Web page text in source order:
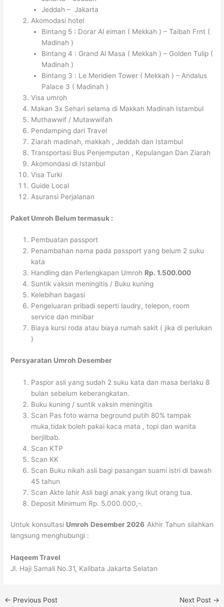
Jeddah – Jakarta
Akomodasi hotel
Bintang 5 : Dorar Al eiman ( Mekkah ) – Taibah Frnt (
Madinah )
Bintang 4 : Grand Al Masa ( Mekkah ) – Golden Tulip (
Madinah )
Bintang 3 : Le Meridien Tower ( Mekkah ) – Andalus
Palace 3 ( Madinah )
Visa umroh
Makan 3x Sehari selama di Makkah Madinah Istambul
Muthawwif / Mutawwifah
Pendamping dari Travel
Ziarah madinah, makkah , Jeddah dan Istambul
Transportasi Bus Penjemputan , Kepulangan Dan Ziarah
Akomondasi di Istanbul
Visa Turki
Guide Local
Asuransi Perjalanan
Paket Umroh Belum termasuk :
Pembuatan passport
Penambahan nama pada passport yang belum 2 suku
kata
Handling dan Perlengkapan Umroh Rp. 1.500.000
Suntik vaksin meningitis / Buku kuning
Kelebihan bagasi
Pengeluaran pribadi seperti laudry, telepon, room
service dan minibar
Biaya kursi roda atau biaya rumah sakit ( jika di perlukan
)
Persyaratan Umroh Desember
Paspor asli yang sudah 2 suku kata dan masa berlaku 8
bulan sebelum keberangkatan.
Buku kuning / suntik vaksin meningitis
Scan Pas foto warna beground putih 80% tampak
muka,tidak boleh pakai kaca mata , topi dan wanita
berjilbab.
Scan KTP
Scan KK
Scan Buku nikah asli bagi pasangan suami istri di bawah
45 tahun
Scan Akte lahir Asli bagi anak yang Ikut orang tua.
Deposit Minimum Rp. 5.000.000,-.
Untuk konsultasi Umroh Desember 2026 Akhir Tahun silahkan
langsung menghubungi :
Haqeem Travel
Jl. Haji Samali No.31, Kalibata Jakarta Selatan
← Previous Post Next Post →